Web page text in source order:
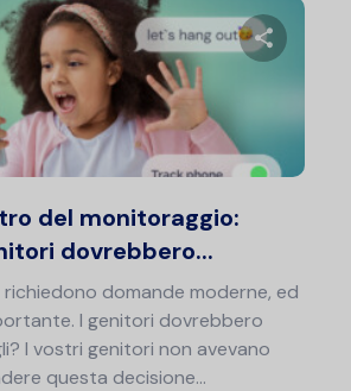
del monitoraggio:
dovrebbero...
domande moderne, ed
I genitori dovrebbero
I vostri genitori non avevano
questa decisione...